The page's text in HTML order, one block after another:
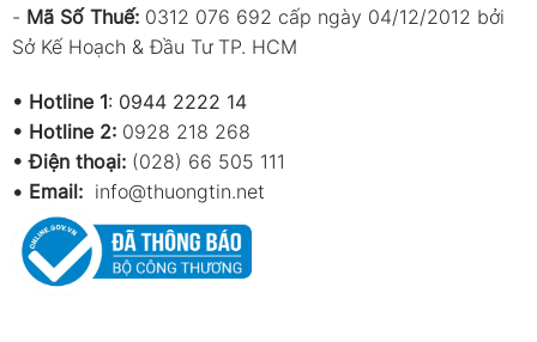
- Mã Số Thuế: 0312 076 692 cấp ngày 04/12/2012 bởi
Sở Kế Hoạch & Đầu Tư TP. HCM
• Hotline 1: 0944 2222 14
• Hotline 2: 0928 218 268
• Điện thoại: (028) 66 505 111
• Email: info@thuongtin.net